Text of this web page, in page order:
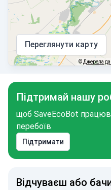
Переглянути карту
© Джерела
Підтримай нашу
щоб SaveEcoBot
перебоїв
Підтримати
Відчуваєш або